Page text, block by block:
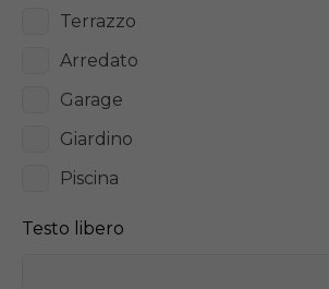
Terrazzo
Arredato
Garage
Giardino
Piscina
Testo libero